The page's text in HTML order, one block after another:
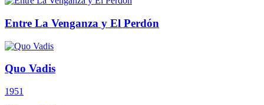
Entre La Venganza y El Perdón
Quo Vadis
1951